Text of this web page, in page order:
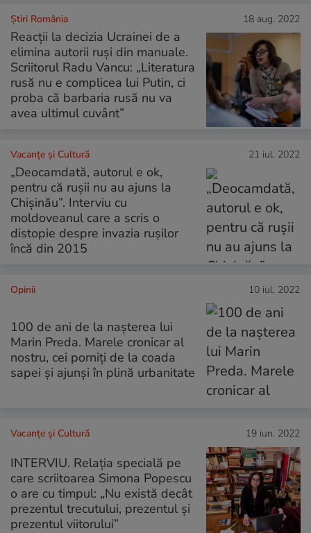
Știri România 18 aug. 2022
Reacții la decizia Ucrainei de a
elimina autorii ruși din manuale.
Scriitorul Radu Vancu: „Literatura
rusă nu e complicea lui Putin, ci
proba că barbaria rusă nu va
avea ultimul cuvânt”
Vacanțe și Cultură 21 iul. 2022
„Deocamdată, autorul e ok,
pentru că rușii nu au ajuns la
Chișinău”. Interviu cu
moldoveanul care a scris o
distopie despre invazia rușilor
încă din 2015
Opinii 10 iul. 2022
100 de ani de la nașterea lui
Marin Preda. Marele cronicar al
nostru, cei porniți de la coada
sapei și ajunși în plină urbanitate
Vacanțe și Cultură 19 iun. 2022
INTERVIU. Relația specială pe
care scriitoarea Simona Popescu
o are cu timpul: „Nu există decât
prezentul trecutului, prezentul și
prezentul viitorului”